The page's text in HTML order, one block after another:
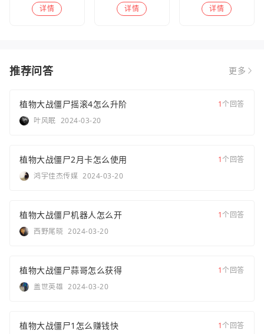
详情 详情 详情
推荐问答 更多
植物大战僵尸摇滚4怎么升阶 1个回答
叶风眠 2024-03-20
植物大战僵尸2月卡怎么使用 1个回答
鸿宇佳杰传媒 2024-03-20
植物大战僵尸机器人怎么开 1个回答
西野尾晓 2024-03-20
植物大战僵尸蒜哥怎么获得 1个回答
盖世英雄 2024-03-20
植物大战僵尸1怎么赚钱快 1个回答